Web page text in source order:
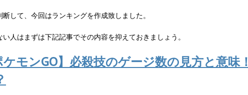
して、今回はランキングを作成致しました。
人はまずは下記記事でその内容を抑えておきましょう。
ケモンGO】必殺技のゲージ数の見方と意味！